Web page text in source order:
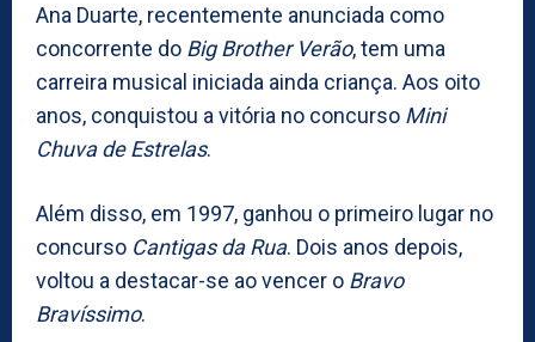
Ana Duarte, recentemente anunciada como
concorrente do Big Brother Verão, tem uma
carreira musical iniciada ainda criança. Aos oito
anos, conquistou a vitória no concurso Mini
Chuva de Estrelas.
Além disso, em 1997, ganhou o primeiro lugar no
concurso Cantigas da Rua. Dois anos depois,
voltou a destacar-se ao vencer o Bravo
Bravíssimo.